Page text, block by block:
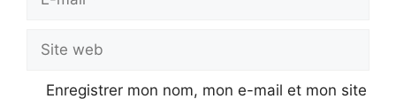
mail
web
Enregistrer mon nom, mon e-mail et mon site